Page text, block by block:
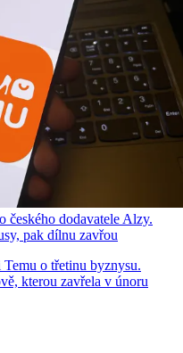
českého dodavatele Alzy.
pak dílnu zavřou
o třetinu byznysu.
kterou zavřela v únoru